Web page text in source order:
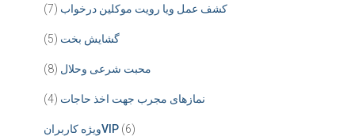
کشف عمل ویا رویت موکلین درخواب (7)
گشایش بخت (5)
محبت شرعی وحلال (8)
نمازهای مجرب جهت اخذ حاجات (4)
ویژه کاربرانVIP (6)